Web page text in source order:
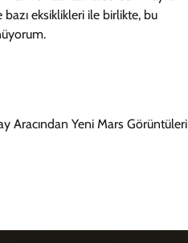
eksiklikleri ile birlikte, bu
Aracından Yeni Mars Görüntüleri